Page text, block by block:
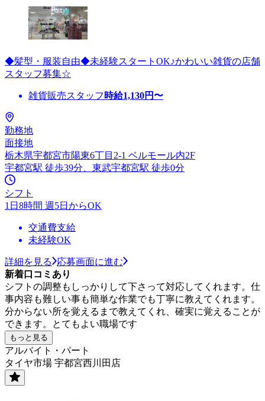
◆髪型・服装自由◆未経験スタートOK♪かわいい雑貨の店舗
スタッフ募集☆
雑貨販売スタッフ 時給1,130円〜
勤務地
面接地
栃木県宇都宮市陽東6丁目2-1 ベルモール内2F
宇都宮駅 徒歩39分、東武宇都宮駅 徒歩0分
シフト
1日8時間 週5日からOK
交通費支給
未経験OK
詳細を見る
応募画面に進む
新着口コミあり
シフトの調整もしっかりして下さって対応してくれます。仕
事内容も難しい事も簡単な作業でも丁寧に教えてくれます。
分からない所を覚えるまで教えてくれ、確実に覚えることが
できます。とてもよい職場です
もっと見る
アルバイト・パート
タイヤ市場 宇都宮西川田店